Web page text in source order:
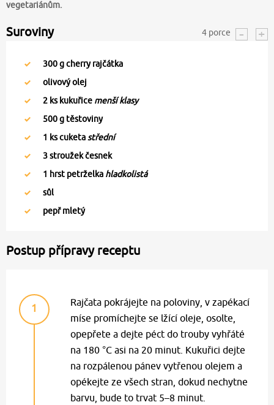
vegetariánům.
Suroviny 4 porce
300g cherry rajčátka
olivový olej
2 ks kukuřice menší klasy
500g těstoviny
1 ks cuketa střední
3stroužek česnek
1 hrst petrželka hladkolistá
sůl
pepř mletý
Postup přípravy receptu
1
Rajčata pokrájejte na poloviny, v zapékací
míse promíchejte se lžící oleje, osolte,
opepřete a dejte péct do trouby vyhřáté
na 180 °C asi na 20 minut. Kukuřici dejte
na rozpálenou pánev vytřenou olejem a
opékejte ze všech stran, dokud nechytne
barvu, bude to trvat 5–8 minut.